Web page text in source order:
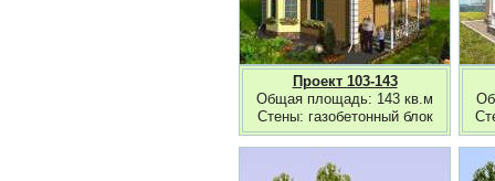
Проект 103-143
Общая площадь: 143 кв.м
Стены: газобетонный блок